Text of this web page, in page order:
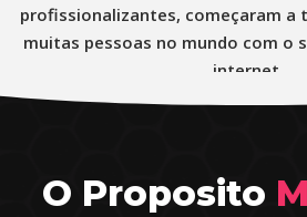
profissionalizantes, começaram a
muitas pessoas no mundo com o
internet.
O Proposito